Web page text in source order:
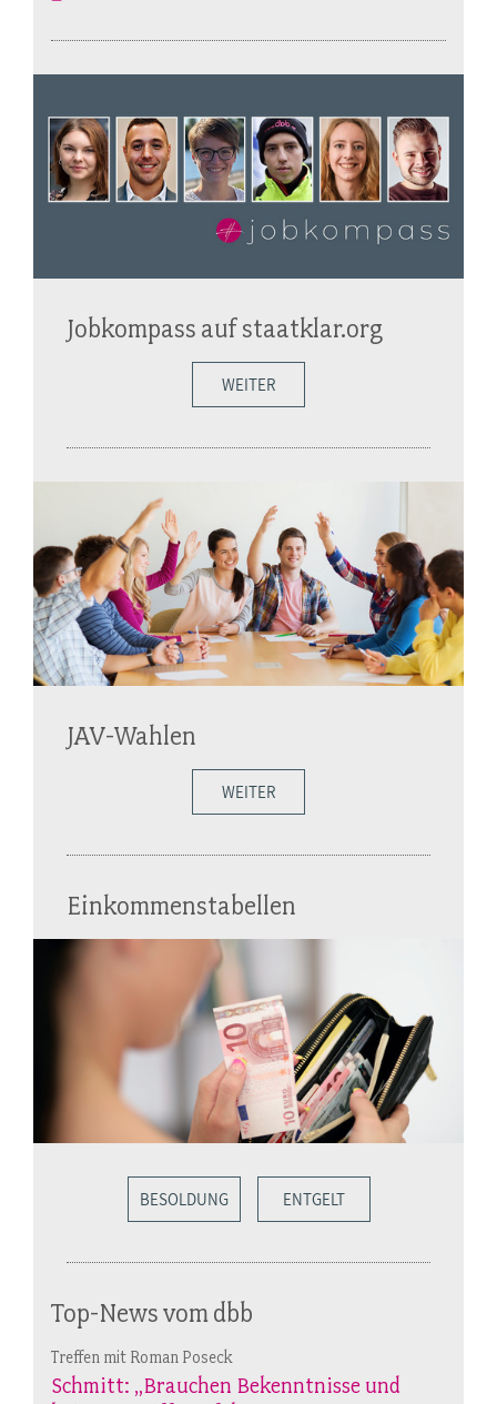
Jobkompass auf staatklar.org
WEITER
JAV-Wahlen
WEITER
Einkommenstabellen
BESOLDUNG ENTGELT
Top-News vom dbb
Treffen mit Roman Poseck
Schmitt: „Brauchen Bekenntnisse und